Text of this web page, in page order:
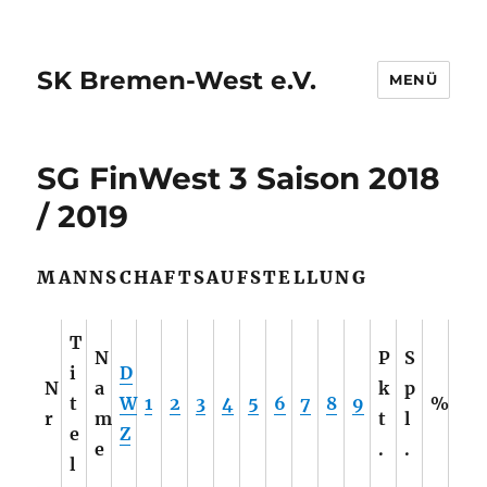
SK Bremen-West e.V. MENÜ
SG FinWest 3 Saison 2018
/ 2019
MANNSCHAFTSAUFSTELLUNG
N
r
T
i
t
e
l
N
a
m
e
D
W
Z
1 2 3 4 5 6 7 8 9
P
k
t
.
S
p
l
.
%